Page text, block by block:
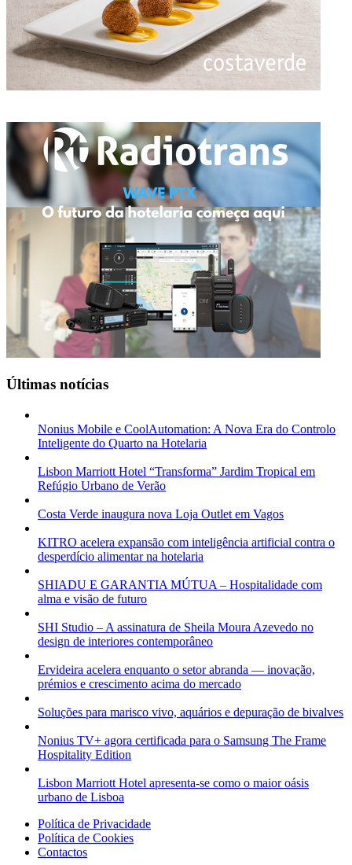
Últimas notícias
Nonius Mobile e CoolAutomation: A Nova Era do Controlo
Inteligente do Quarto na Hotelaria
Lisbon Marriott Hotel “Transforma” Jardim Tropical em
Refúgio Urbano de Verão
Costa Verde inaugura nova Loja Outlet em Vagos
KITRO acelera expansão com inteligência artificial contra o
desperdício alimentar na hotelaria
SHIADU E GARANTIA MÚTUA – Hospitalidade com
alma e visão de futuro
SHI Studio – A assinatura de Sheila Moura Azevedo no
design de interiores contemporâneo
Ervideira acelera enquanto o setor abranda — inovação,
prémios e crescimento acima do mercado
Soluções para marisco vivo, aquários e depuração de bivalves
Nonius TV+ agora certificada para o Samsung The Frame
Hospitality Edition
Lisbon Marriott Hotel apresenta-se como o maior oásis
urbano de Lisboa
Política de Privacidade
Política de Cookies
Contactos